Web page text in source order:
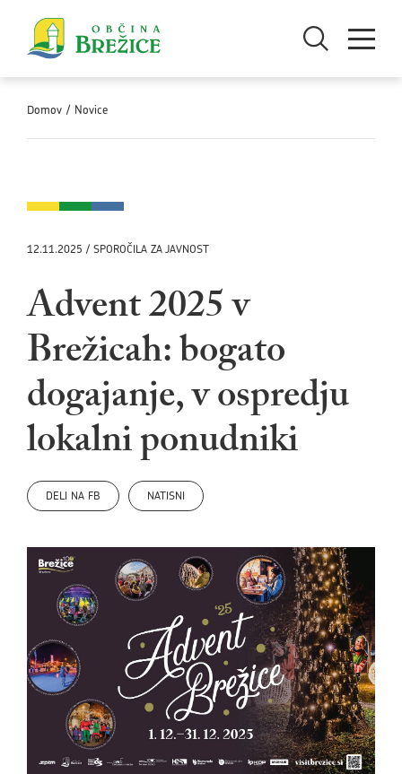
Odpri iskanjeOdpri meni
Domov / Novice
12.11.2025 / SPOROČILA ZA JAVNOST
Advent 2025 v
Brežicah: bogato
dogajanje, v ospredju
lokalni ponudniki
DELI NA FB NATISNI